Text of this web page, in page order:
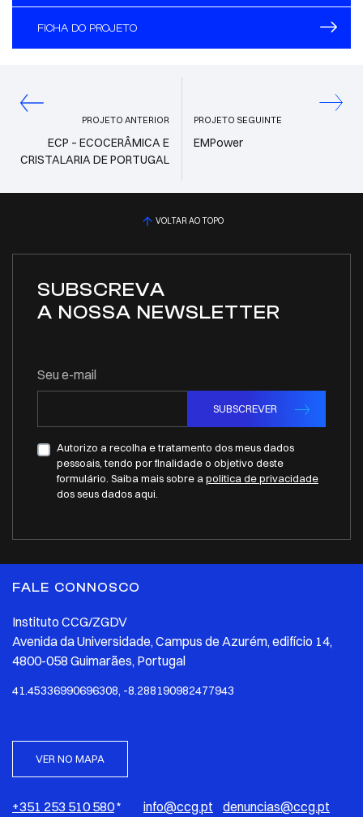
FICHA DO PROJETO
PROJETO ANTERIOR
ECP – ECOCERÂMICA E
CRISTALARIA DE PORTUGAL
PROJETO SEGUINTE
EMPower
VOLTAR AO TOPO
SUBSCREVA
A NOSSA NEWSLETTER
Seu e-mail
SUBSCREVER
Autorizo a recolha e tratamento dos meus dados
pessoais, tendo por finalidade o objetivo deste
formulário. Saiba mais sobre a politica de privacidade
dos seus dados aqui.
FALE CONNOSCO
Instituto CCG/ZGDV
Avenida da Universidade, Campus de Azurém, edifício 14,
4800-058 Guimarães, Portugal
41.45336990696308, -8.288190982477943
VER NO MAPA
+351 253 510 580* info@ccg.pt denuncias@ccg.pt